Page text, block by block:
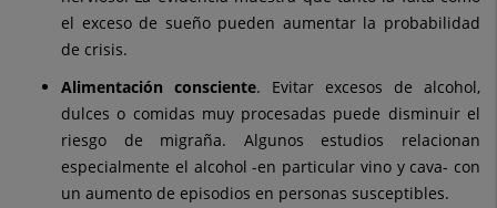
el exceso de sueño pueden aumentar la probabilidad
de crisis.
Alimentación consciente. Evitar excesos de alcohol,
dulces o comidas muy procesadas puede disminuir el
riesgo de migraña. Algunos estudios relacionan
especialmente el alcohol -en particular vino y cava- con
un aumento de episodios en personas susceptibles.